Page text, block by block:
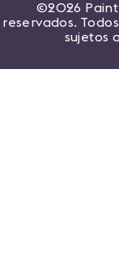
©2026
reservados.
sujetos